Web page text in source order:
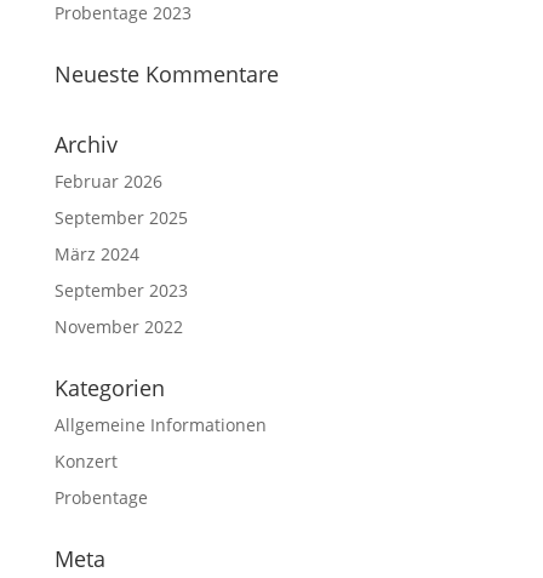
Probentage 2023
Neueste Kommentare
Archiv
Februar 2026
September 2025
März 2024
September 2023
November 2022
Kategorien
Allgemeine Informationen
Konzert
Probentage
Meta